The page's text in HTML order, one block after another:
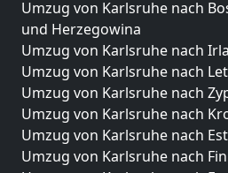
Umzug von Karlsruhe nach
und Herzegowina
Umzug von Karlsruhe nach
Umzug von Karlsruhe nach
Umzug von Karlsruhe nach
Umzug von Karlsruhe nach
Umzug von Karlsruhe nach
Umzug von Karlsruhe nach